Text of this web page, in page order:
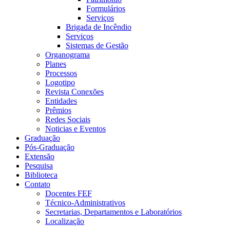
Formulários
Serviços
Brigada de Incêndio
Serviços
Sistemas de Gestão
Organograma
Planes
Processos
Logotipo
Revista Conexões
Entidades
Prêmios
Redes Sociais
Noticias e Eventos
Graduação
Pós-Graduação
Extensão
Pesquisa
Biblioteca
Contato
Docentes FEF
Técnico-Administrativos
Secretarias, Departamentos e Laboratórios
Localização